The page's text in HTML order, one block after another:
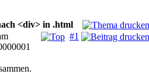
<div> in .html
#1